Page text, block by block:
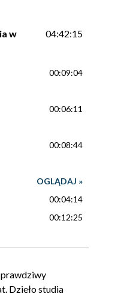
w
04:42:15
00:09:04
00:06:11
00:08:44
OGLĄDAJ »
00:04:14
00:12:25
00:10:04
Dzieło studia